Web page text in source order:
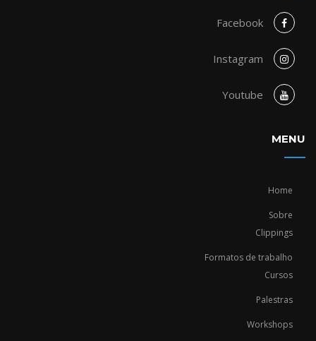
Facebook
Instagram
Youtube
MENU
Home
Sobre
Clippings
Formatos de trabalho
Cursos
Palestras
Workshops